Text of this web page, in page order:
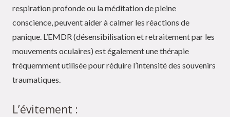
respiration profonde ou la méditation de pleine
conscience, peuvent aider à calmer les réactions de
panique. L’EMDR (désensibilisation et retraitement par les
mouvements oculaires) est également une thérapie
fréquemment utilisée pour réduire l’intensité des souvenirs
traumatiques.
L’évitement :